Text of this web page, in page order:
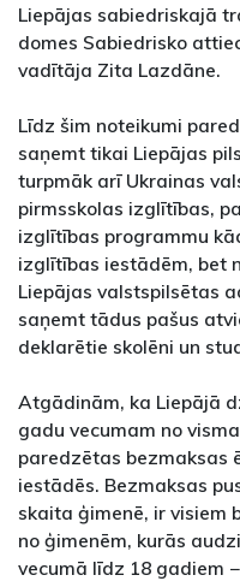
Liepājas sabiedriskajā
domes Sabiedrisko
vadītāja Zita Lazdāne.
Līdz šim noteikumi
saņemt tikai Liepājas
turpmāk arī Ukrainas
pirmsskolas izglītības,
izglītības programmu
izglītības iestādēm, bet
Liepājas valstspilsētas
saņemt tādus pašus
deklarētie skolēni un
Atgādinām, ka Liepājā
gadu vecumam no
paredzētas bezmaksas
iestādēs. Bezmaksas
skaita ģimenē, ir visiem
no ģimenēm, kurās
vecumā līdz 18 gadiem